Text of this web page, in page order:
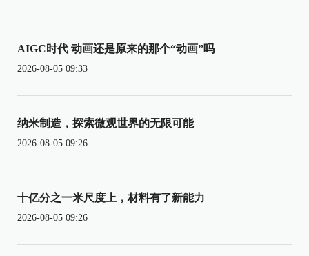
AIGC时代 动画还是原来的那个“动画”吗
2026-08-05 09:33
纳米制造，探索微观世界的无限可能
2026-08-05 09:26
十亿分之一米尺度上，材料有了新能力
2026-08-05 09:26